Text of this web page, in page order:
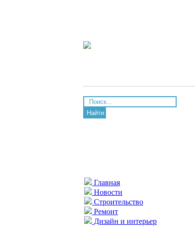
Найти
Главная
Новости
Строительство
Ремонт
Дизайн и интерьер